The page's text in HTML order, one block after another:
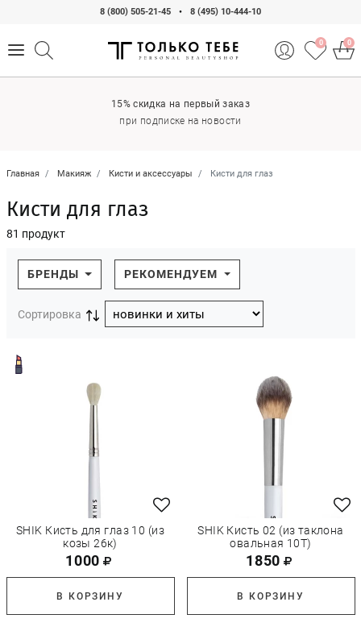
8 (800) 505-21-45 • 8 (495) 10-444-10
0 0
15% скидка на первый заказ
при подписке на новости
Главная Макияж Кисти и аксессуары Кисти для глаз
Кисти для глаз
81 продукт
БРЕНДЫ РЕКОМЕНДУЕМ
Сортировка
SHIK Кисть для глаз 10 (из
козы 26к)
1000
В КОРЗИНУ
SHIK Кисть 02 (из таклона
овальная 10Т)
1850
В КОРЗИНУ